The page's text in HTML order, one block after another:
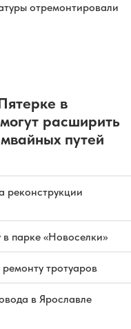
отремонтировали
в
расширить
путей
реконструкции
парке «Новоселки»
тротуаров
в Ярославле